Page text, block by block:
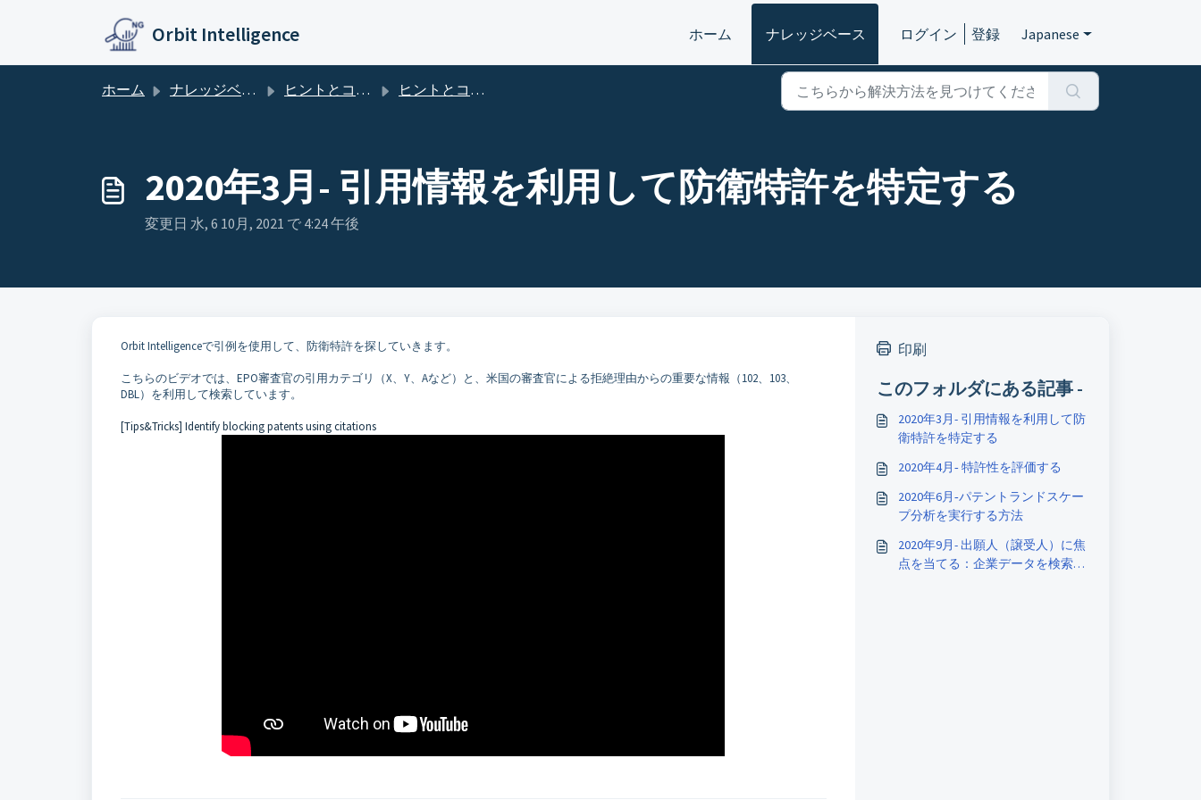
Orbit Intelligence ホーム ナレッジベース ログイン 登録 Japanese
ホーム ナレッジベース ヒントとコツ －Orbit Intelligence ヒントとコツ －Orbit Intelligence 2020
2020年3月- 引用情報を利用して防衛特許を特定する
変更日 水, 6 10月, 2021 で 4:24 午後
Orbit Intelligenceで引例を使用して、防衛特許を探していきます。
こちらのビデオでは、EPO審査官の引用カテゴリ（X、Y、Aなど）と、米国の審査官による拒絶理由からの重要な情報（102、103、
DBL）を利用して検索しています。
[Tips&Tricks] Identify blocking patents using citations
印刷
このフォルダにある記事 -
2020年3月- 引用情報を利用して防
衛特許を特定する
2020年4月‐ 特許性を評価する
2020年6月‐パテントランドスケー
プ分析を実行する方法
2020年9月- 出願人（譲受人）に焦
点を当てる：企業データを検索し